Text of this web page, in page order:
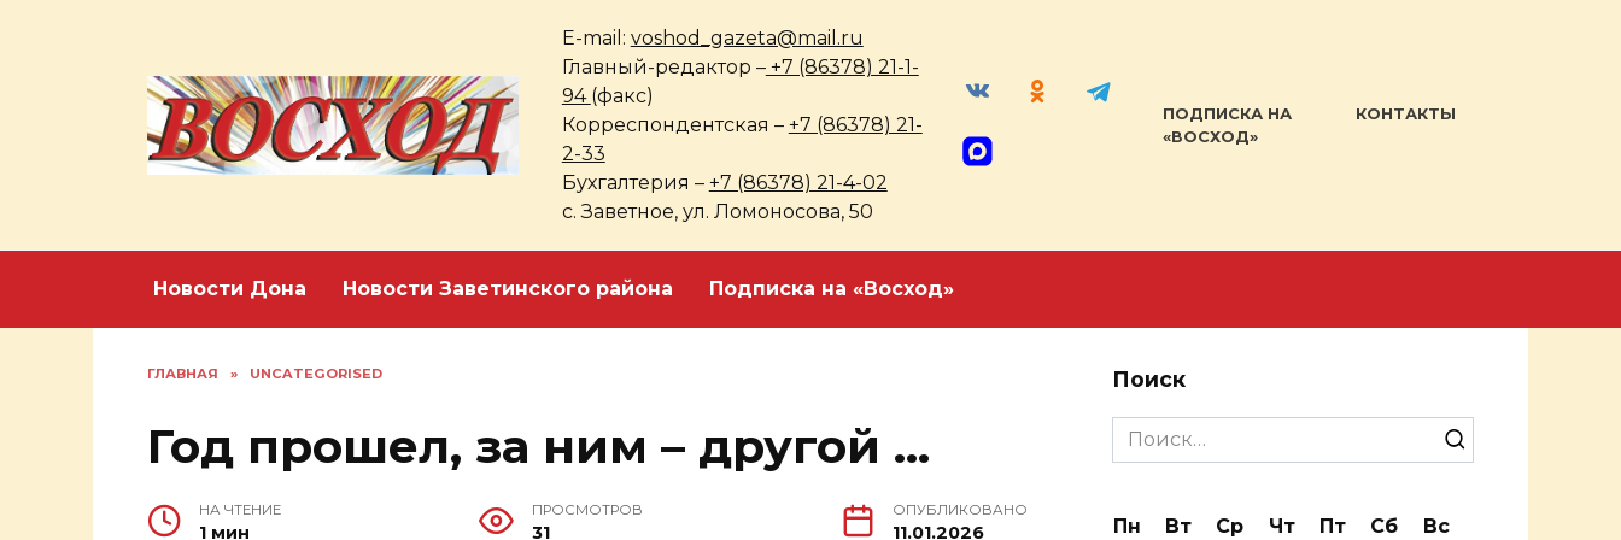
E-mail: voshod_gazeta@mail.ru
Главный-редактор –+7 (86378) 21-1-
94 (факс)
Корреспондентская – +7 (86378) 21-
2-33
Бухгалтерия – +7 (86378) 21-4-02
с. Заветное, ул. Ломоносова, 50
ПОДПИСКА НА
«ВОСХОД»
КОНТАКТЫ
Новости Дона Новости Заветинского района Подписка на «Восход»
ГЛАВНАЯ » UNCATEGORISED
Год прошел, за ним – другой …
НА ЧТЕНИЕ
1 мин
ПРОСМОТРОВ
31
ОПУБЛИКОВАНО
11.01.2026
Поиск
Search
for:
Пн Вт Ср Чт Пт Сб Вс